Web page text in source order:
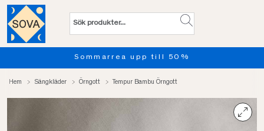
upp till 50%
Hem Sängkläder Örngott Tempur Bambu Örngott